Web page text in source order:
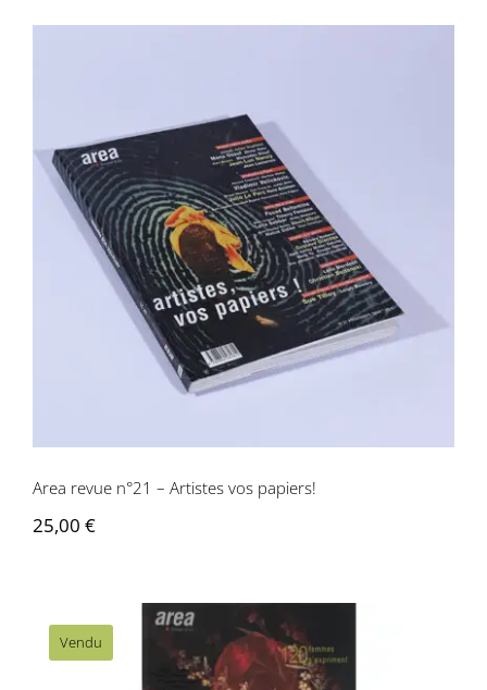
Area revue n°21 – Artistes vos papiers!
Area revue n°21 – Artistes vos papiers!
25,00 €
Vendu